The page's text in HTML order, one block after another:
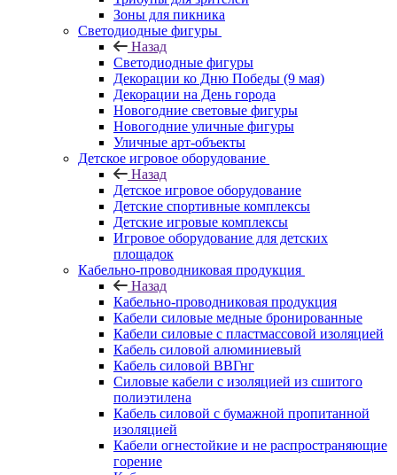
Зоны для пикника
Светодиодные фигуры
Назад
Светодиодные фигуры
Декорации ко Дню Победы (9 мая)
Декорации на День города
Новогодние световые фигуры
Новогодние уличные фигуры
Уличные арт-объекты
Детское игровое оборудование
Назад
Детское игровое оборудование
Детские спортивные комплексы
Детские игровые комплексы
Игровое оборудование для детских
площадок
Кабельно-проводниковая продукция
Назад
Кабельно-проводниковая продукция
Кабели силовые медные бронированные
Кабели силовые с пластмассовой изоляцией
Кабель силовой алюминиевый
Кабель силовой ВВГнг
Силовые кабели с изоляцией из сшитого
полиэтилена
Кабель силовой с бумажной пропитанной
изоляцией
Кабели огнестойкие и не распространяющие
горение